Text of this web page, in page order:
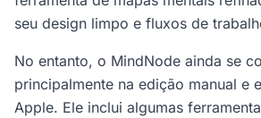
seu design limpo e fluxos de
No entanto, o MindNode ainda se
principalmente na edição manual e
Apple. Ele inclui algumas